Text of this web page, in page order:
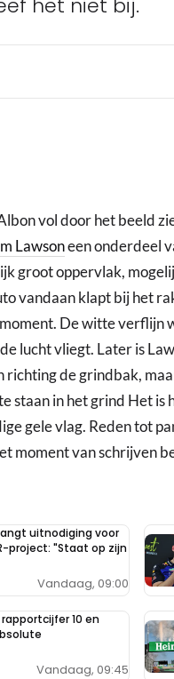
het niet bij.
vol door het beeld
Lawsoneen onderdeel
groot oppervlak,
vandaan klapt bij het
De witte
lucht vliegt. Later is
richting de grindbak,
staan in het grind Het is
gele vlag. Reden tot
moment van schrijven
uitnodiging voor
project: "Staat op zijn
Vandaag, 09:00
10 en
Vandaag, 09:45